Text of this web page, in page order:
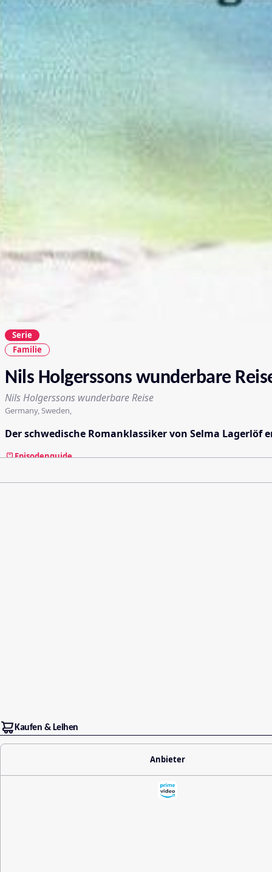
Serie
Familie
Nils Holgerssons wunderbare
Nils Holgerssons wunderbare Reise
Germany, Sweden,
Der schwedische Romanklassiker von Selma
Episodenguide
Kaufen & Leihen
Anbieter